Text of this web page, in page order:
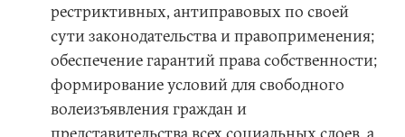
рестриктивных, антиправовых по своей
сути законодательства и правоприменения;
обеспечение гарантий права собственности;
формирование условий для свободного
волеизъявления граждан и